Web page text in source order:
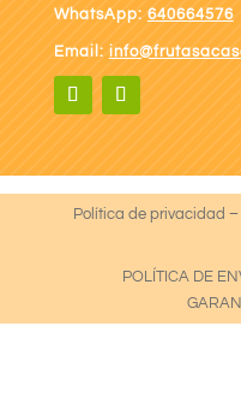
WhatsApp: 640664576
Email:
Política de privacidad –
POLÍTICA DE